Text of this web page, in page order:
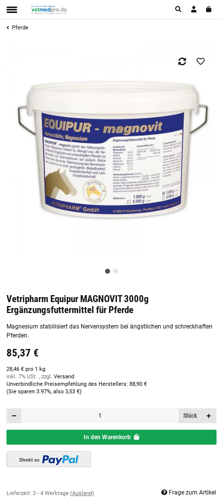
Pferde
Vetripharm Equipur MAGNOVIT 3000g
Ergänzungsfuttermittel für Pferde
Magnesium stabilisiert das Nervensystem bei ängstlichen und schreckhaften
Pferden.
85,37 €
28,46 € pro 1 kg
inkl. 7% USt. , zzgl. Versand
Unverbindliche Preisempfehlung des Herstellers: 88,90 €
(Sie sparen 3.97%, also 3,53 €)
Stück
In den Warenkorb
Lieferzeit: 3 - 4 Werktage (Ausland) Frage zum Artikel